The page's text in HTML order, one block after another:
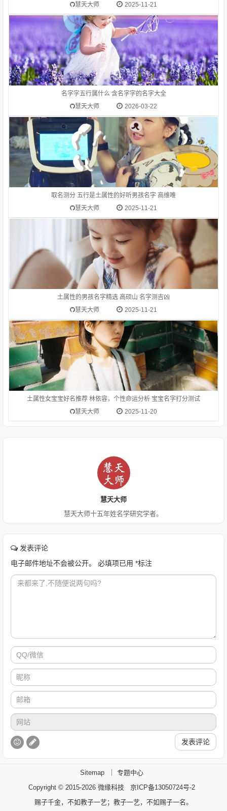
慧天大师
2025-11-21
名字字五行属什么 含名字字的名字大全
慧天大师
2026-03-22
1.高维唯-字典释意高,笔画数是 10高 读音是gāo,高gāo由下到上
距离大的，与“低”相对：高峰。高空。高踞。高原。高耸。高山
流水（喻知己、知音或乐曲高妙）。高屋建瓴（形容居高临下的
形势）。高瞻远瞩。高度：他身高一米八。等级在上的：高级。
高考。在一般标准或平均程度之上：高质量。高消费。高价。
取名测分 五行是土属性的好听男孩名字 高维唯
慧天大师
2025-11-21
1.高硕山-字典释意高,笔画数是 10高 读音是gāo,高gāo由下到上
距离大的，与“低”相对：高峰。高空。高踞。高原。高耸。高山
流水（喻知己、知音或乐曲高妙）。高屋建瓴（形容居高临下的
形势）。高瞻远瞩。高度：他身高一米八。等级在上的：高级。
高考。在一般标准或平均程度之上：高质量。高消费。高价。
土属性的男孩名字精选 高硕山 名字测吉凶
慧天大师
2025-11-21
1.林依容-字典释意林,笔画数是 8林 读音是lín,林lín长在一片土地
上的许多树木或竹子：树林。森林。林海。林薮（ａ．山林小
泽；ｂ．喻丛集的处所）。聚集在一起的同类的人或事物：书
林。艺林。碑林。儒林。姓。circlesforestwoodsLin林的涵义
土属性女宝宝好名推荐 林依容，个性命运分析 宝宝名字打分测试
慧天大师
2025-11-20
慧天大师
慧天大师十五年姓名学研究学者。
发表评论
电子邮件地址不会被公开。
必填项已用 *标注
发表评论
Sitemap
专题中心
Copyright © 2015-2026 微缘科技
京ICP备13050724号-2
赐子千金，不如教子一艺；教子一艺，不如赐子一名。